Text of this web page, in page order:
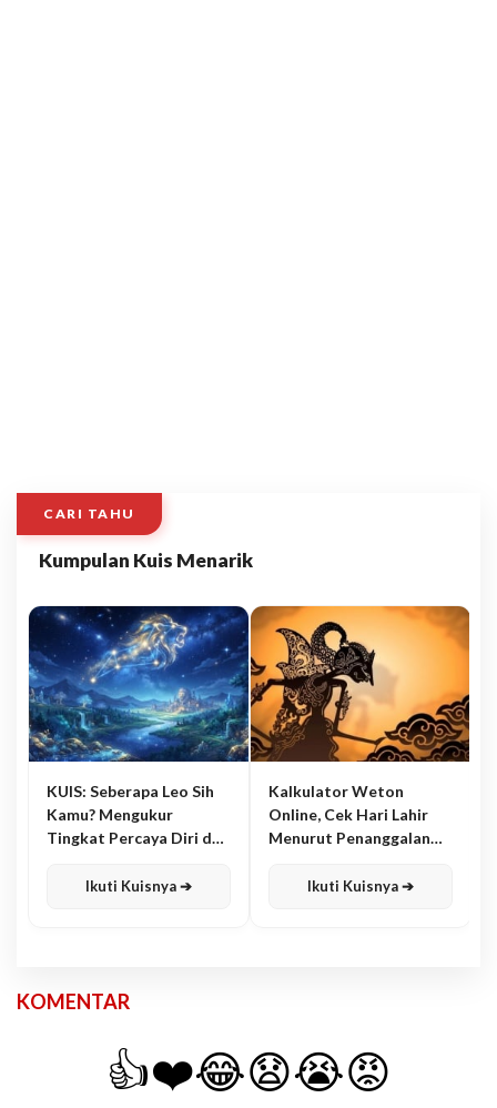
CARI TAHU
Kumpulan Kuis Menarik
KUIS: Seberapa Leo Sih
Kamu? Mengukur
Tingkat Percaya Diri dan
Ikuti Kuisnya ➔
Kalkulator Weton
Online, Cek Hari Lahir
Menurut Penanggalan
Ikuti Kuisnya ➔
KOMENTAR
👍❤️😂😧😭😡